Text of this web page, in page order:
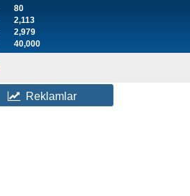
80
2,113
2,979
40,000
Reklamlar